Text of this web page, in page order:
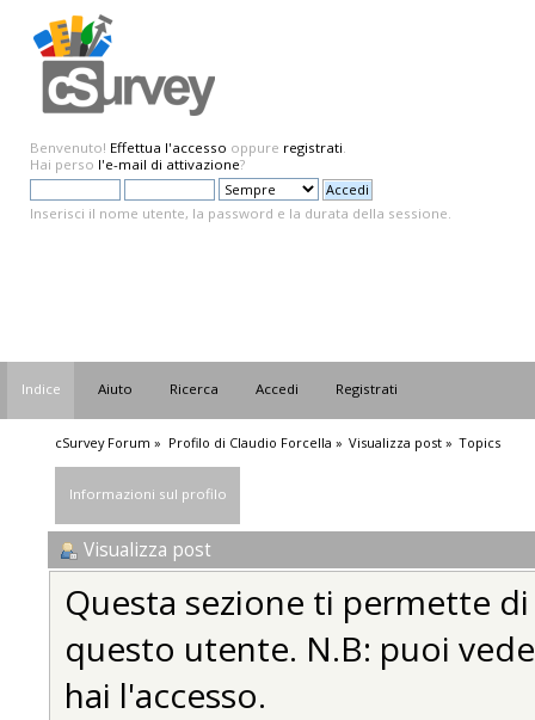
Benvenuto! Effettua l'accesso oppure registrati.
Hai perso l'e-mail di attivazione?
Inserisci il nome utente, la password e la durata della sessione.
Indice Aiuto Ricerca Accedi Registrati
cSurvey Forum » Profilo di Claudio Forcella » Visualizza post » Topics
Informazioni sul profilo
Visualizza post
Questa sezione ti permette
questo utente. N.B: puoi
hai l'accesso.